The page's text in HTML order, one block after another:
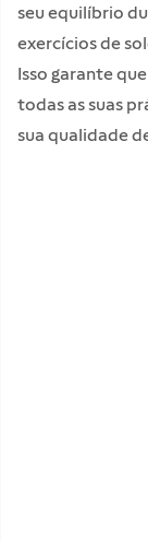
seu equilíbrio
exercícios de
Isso garante
todas as suas
sua qualidade